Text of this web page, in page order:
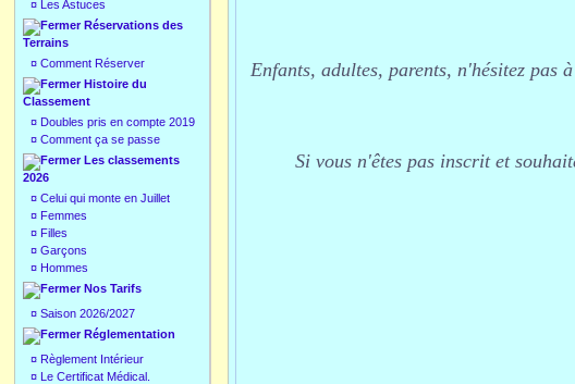
¤ Les Astuces
Réservations des
Terrains
¤ Comment Réserver
Histoire du
Classement
¤ Doubles pris en compte 2019
¤ Comment ça se passe
Les classements
2026
¤ Celui qui monte en Juillet
¤ Femmes
¤ Filles
¤ Garçons
¤ Hommes
Nos Tarifs
¤ Saison 2026/2027
Réglementation
¤ Règlement Intérieur
¤ Le Certificat Médical.
Enfants, adultes, parents, n'hésitez pas
Si vous n'êtes pas inscrit et